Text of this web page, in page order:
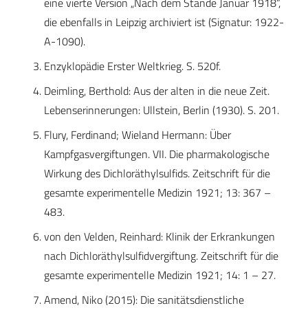
die ebenfalls in Leipzig archiviert ist (Signatur: 1922-
A-1090).
Enzyklopädie Erster Weltkrieg. S. 520f.
Deimling, Berthold: Aus der alten in die neue Zeit.
Lebenserinnerungen: Ullstein, Berlin (1930). S. 201.
Flury, Ferdinand; Wieland Hermann: Über
Kampfgasvergiftungen. VII. Die pharmakologische
Wirkung des Dichloräthylsulfids. Zeitschrift für die
gesamte experimentelle Medizin 1921; 13: 367 –
483.
von den Velden, Reinhard: Klinik der Erkrankungen
nach Dichloräthylsulfidvergiftung. Zeitschrift für die
gesamte experimentelle Medizin 1921; 14: 1 – 27.
Amend, Niko (2015): Die sanitätsdienstliche